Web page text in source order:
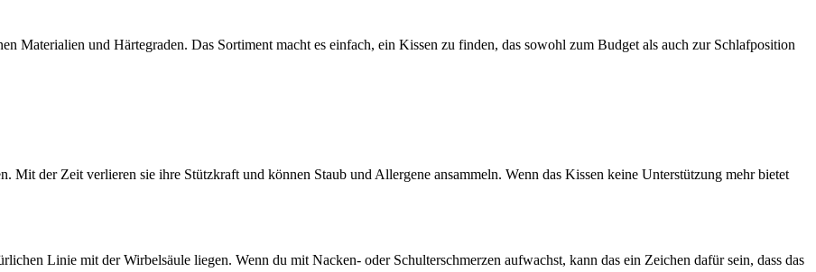
Materialien und Härtegraden. Das Sortiment macht es einfach, ein Kissen zu finden, das sowohl zum Budget als auch zur Schlafposition
Mit der Zeit verlieren sie ihre Stützkraft und können Staub und Allergene ansammeln. Wenn das Kissen keine Unterstützung mehr bietet
Linie mit der Wirbelsäule liegen. Wenn du mit Nacken- oder Schulterschmerzen aufwachst, kann das ein Zeichen dafür sein, dass das